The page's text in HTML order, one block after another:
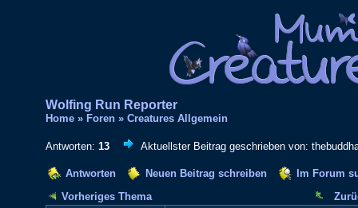
Wolfing Run Reporter
Home» Foren» Creatures Allgemein
Antworten: 13 Aktuellster Beitrag geschrieben von:
Antworten Neuen Beitrag schreiben
Im Forum
Vorheriges Thema